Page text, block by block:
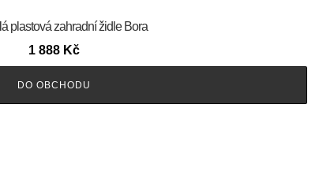
plastová zahradní židle Bora
1 888 Kč
DO OBCHODU